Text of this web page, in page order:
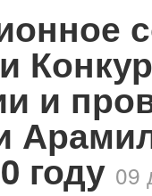
и
году 09